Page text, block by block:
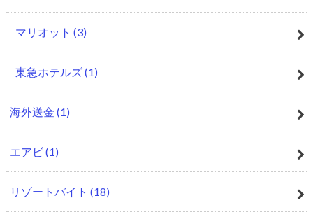
マリオット (3)
東急ホテルズ(1)
海外送金 (1)
エアビ(1)
リゾートバイト (18)